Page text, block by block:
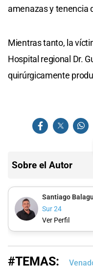
amenazas y tenencia
Mientras tanto, la
Hospital regional Dr.
quirúrgicamente
Sobre el Autor
Santiago
Sur 24
Ver Perfil
#TEMAS: